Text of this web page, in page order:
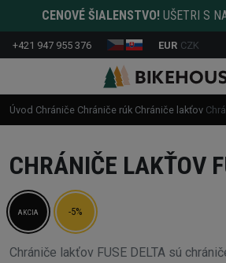
CENOVÉ ŠIALENSTVO! UŠETRI S
+421 947 955 376 EUR CZK
Úvod Chrániče Chrániče rúk Chrániče lakťov
CHRÁNIČE LAKŤOV
AKCIA -5%
Chrániče lakťov FUSE DELTA sú